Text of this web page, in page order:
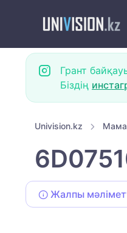
Грант
Біздің
Univision.kz
Жалпы